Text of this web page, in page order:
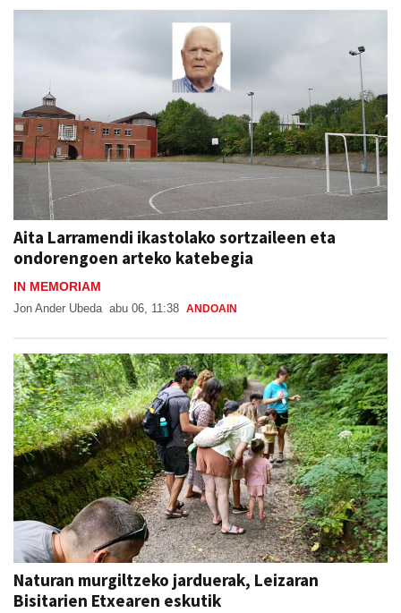
Aita Larramendi ikastolako sortzaileen eta
ondorengoen arteko katebegia
IN MEMORIAM
Jon Ander Ubeda abu 06, 11:38 ANDOAIN
Naturan murgiltzeko jarduerak, Leizaran
Bisitarien Etxearen eskutik